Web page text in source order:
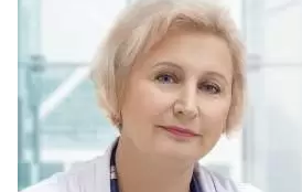
Подтяжка груди
Пластика век
Коррекция ушей
Пластика носа
Пластика живота